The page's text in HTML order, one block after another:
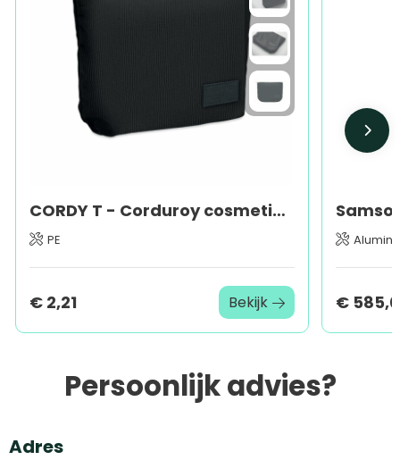
CORDY T - Corduroy cosmeticatasje
PE
€ 2,21 Bekijk €
Persoonlijk advies?
Adres